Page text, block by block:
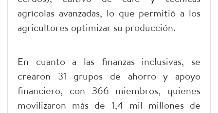
agrícolas avanzadas, lo que permitió a los
agricultores optimizar su producción.
En cuanto a las finanzas inclusivas, se
crearon 31 grupos de ahorro y apoyo
financiero, con 366 miembros, quienes
movilizaron más de 1,4 mil millones de